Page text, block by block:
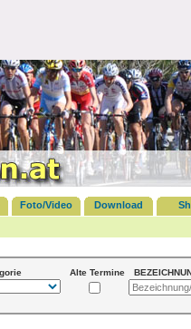
Foto/Video Download
Alte Termine